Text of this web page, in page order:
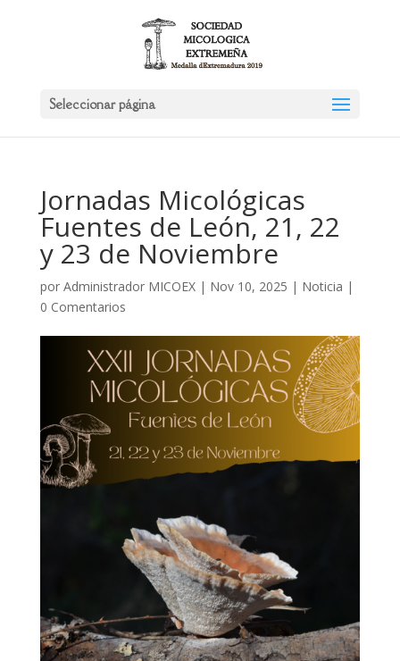
Seleccionar página
Jornadas Micológicas
Fuentes de León, 21, 22
y 23 de Noviembre
por Administrador MICOEX| Nov 10, 2025 | Noticia |
0 Comentarios